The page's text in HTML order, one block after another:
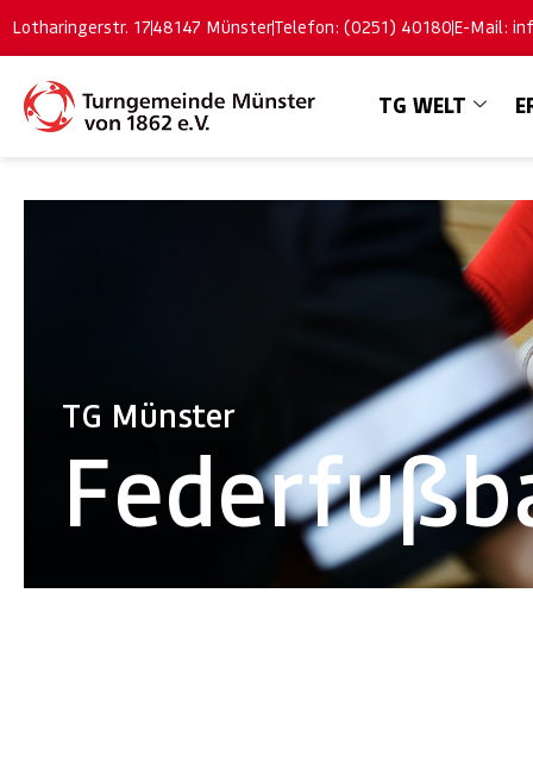
Lotharingerstr. 1748147 MünsterTelefon: (0251) 40180E-Mail:
TG WELT
TG Münster